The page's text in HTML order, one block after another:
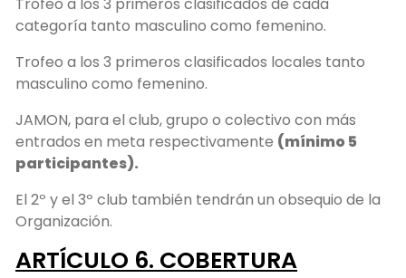
Trofeo a los 3 primeros clasificados de cada
categoría tanto masculino como femenino.
Trofeo a los 3 primeros clasificados locales tanto
masculino como femenino.
JAMON, para el club, grupo o colectivo con más
entrados en meta respectivamente (mínimo 5
participantes).
El 2º y el 3º club también tendrán un obsequio de la
Organización.
ARTÍCULO 6. COBERTURA